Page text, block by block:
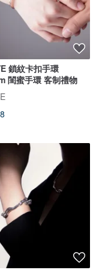
鎖紋卡扣手環
閨蜜手環 客制禮物